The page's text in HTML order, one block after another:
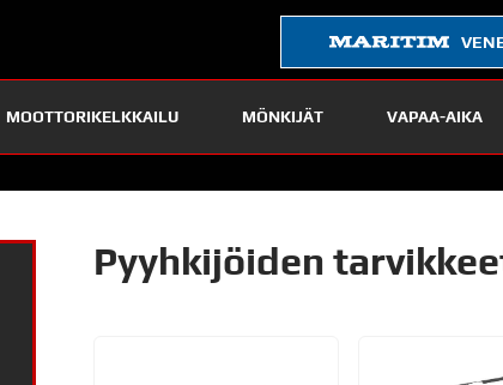
MOOTTORIKELKKAILU MÖNKIJÄT VAPAA-AIKA
Pyyhkijöiden